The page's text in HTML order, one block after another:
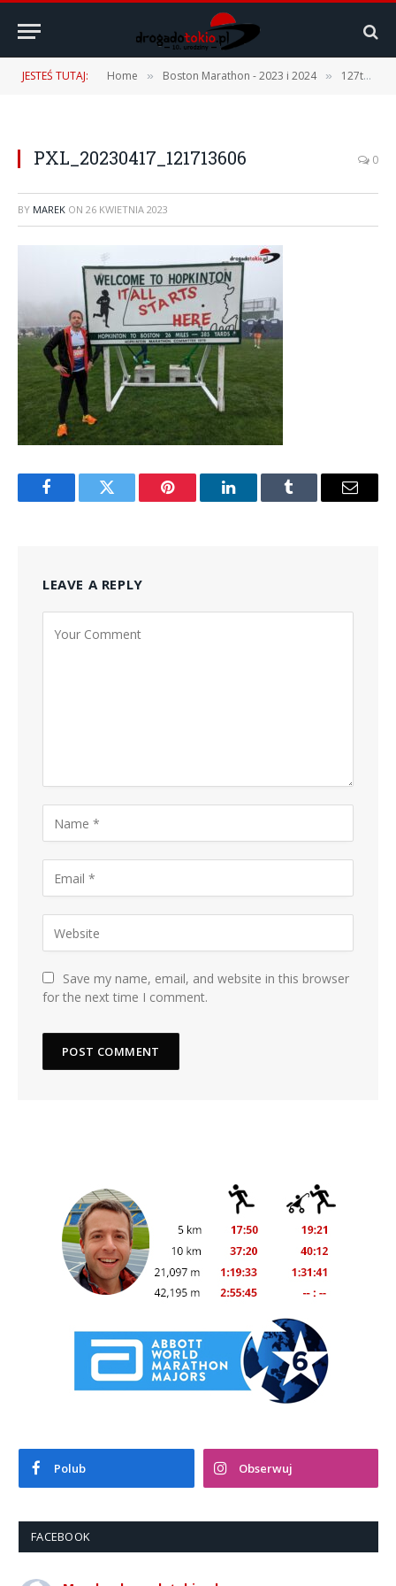
JESTEŚ TUTAJ: Home » Boston Marathon - 2023 i 2024 » 127th Boston Marathon – 17.04.2023 r. [1 część – Podróż, Expo, Fan Fest]
PXL_20230417_121713606 0
BY MAREK ON 26 KWIETNIA 2023
FacebookTwitter Pinterest LinkedInTumblr Email
LEAVE A REPLY
Save my name, email, and website in this browser
for the next time I comment.
Polub Obserwuj
FACEBOOK